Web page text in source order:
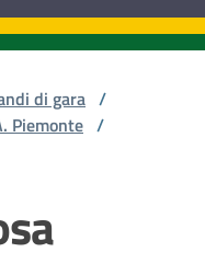
di gara /
Piemonte /